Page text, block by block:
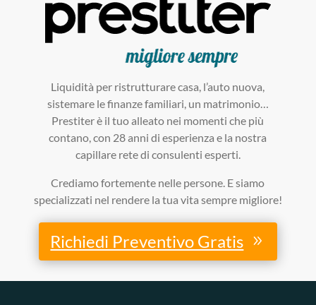
Liquidità per ristrutturare casa, l’auto nuova,
sistemare le finanze familiari, un matrimonio…
Prestiter è il tuo alleato nei momenti che più
contano, con 28 anni di esperienza e la nostra
capillare rete di consulenti esperti.
Crediamo fortemente nelle persone. E siamo
specializzati nel rendere la tua vita sempre migliore!
Richiedi Preventivo Gratis